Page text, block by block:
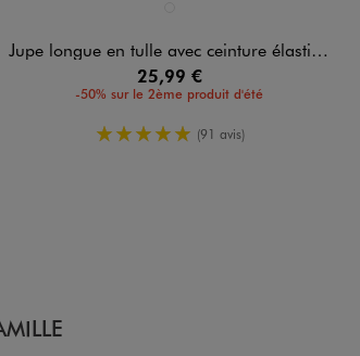
Jupe longue en tulle avec ceinture élastique femme
25,99 €
-50% sur le 2ème produit d'été
5/5 de moyenne
(91 avis)